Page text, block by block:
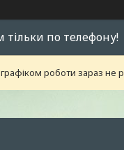
тільки по телефону!
роботи